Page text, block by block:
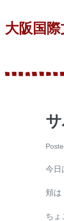
大阪国
今日
頬は
ちょ